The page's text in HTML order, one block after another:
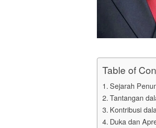
Table of
Sejarah
Tantangan
Kontribusi
Duka dan